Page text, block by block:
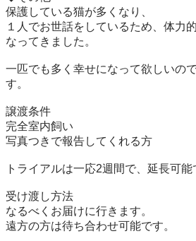
保護している猫が多くなり、
１人でお世話をしているため、体力
なってきました。
一匹でも多く幸せになって欲しいの
す。
譲渡条件
完全室内飼い
写真つきで報告してくれる方
トライアルは一応2週間で、延長可能
受け渡し方法
なるべくお届けに行きます。
遠方の方は待ち合わせ可能です。